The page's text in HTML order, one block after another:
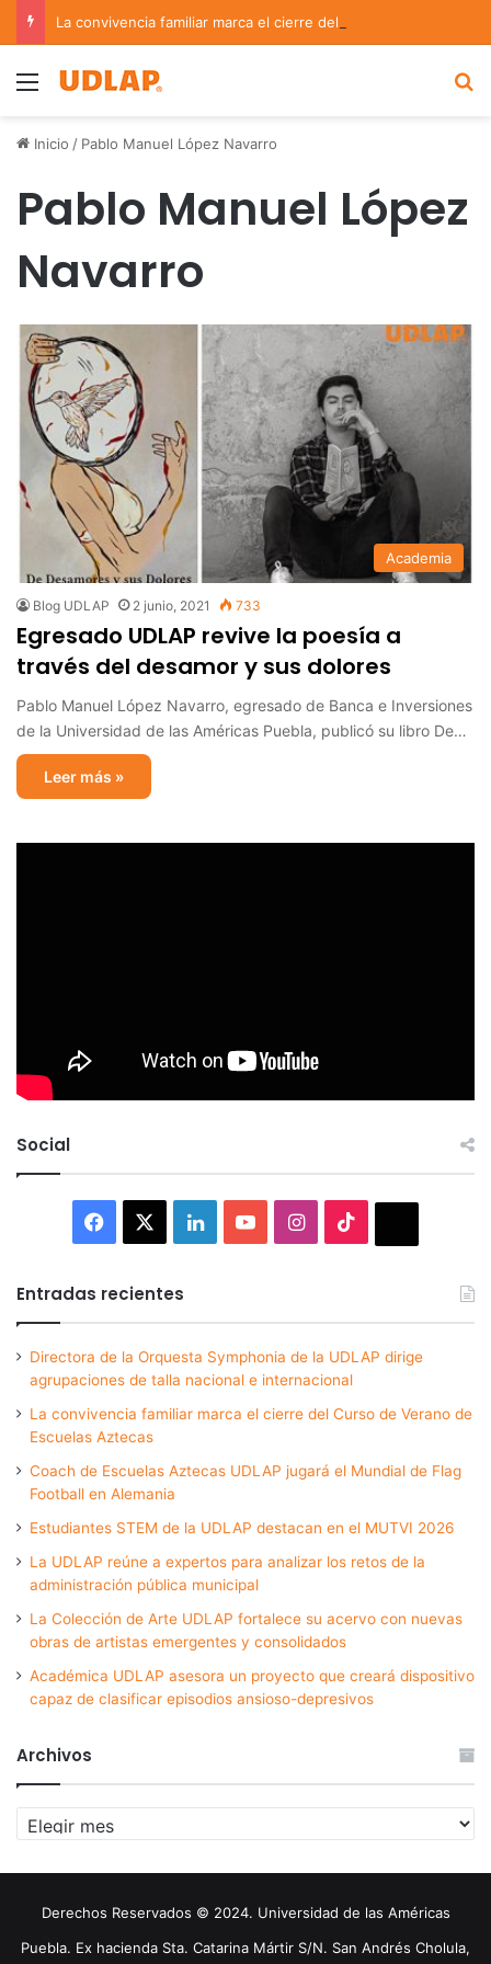
Menu
Inicio / Pablo Manuel López Navarro
Pablo Manuel López
Navarro
Academia
Blog UDLAP 2 junio, 2021 733
Egresado UDLAP revive la poesía a
través del desamor y sus dolores
Pablo Manuel López Navarro, egresado de Banca e Inversiones
de la Universidad de las Américas Puebla, publicó su libro De…
Leer más »
Social
Facebook LinkedInYouTubeInstagram
Entradas recientes
Directora de la Orquesta Symphonia de la UDLAP dirige
agrupaciones de talla nacional e internacional
La convivencia familiar marca el cierre del Curso de Verano de
Escuelas Aztecas
Coach de Escuelas Aztecas UDLAP jugará el Mundial de Flag
Football en Alemania
Estudiantes STEM de la UDLAP destacan en el MUTVI 2026
La UDLAP reúne a expertos para analizar los retos de la
administración pública municipal
La Colección de Arte UDLAP fortalece su acervo con nuevas
obras de artistas emergentes y consolidados
Académica UDLAP asesora un proyecto que creará dispositivo
capaz de clasificar episodios ansioso-depresivos
Archivos
Archivos
Derechos Reservados © 2024. Universidad de las Américas
Puebla. Ex hacienda Sta. Catarina Mártir S/N. San Andrés Cholula,